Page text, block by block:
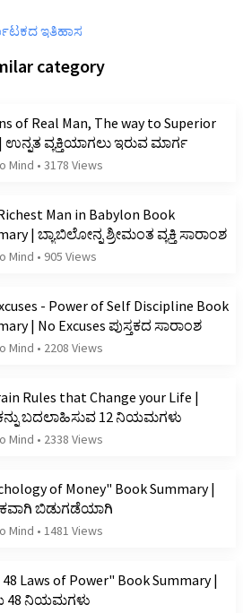
ಇತಿಹಾಸ
category
of Real Man, The way to Superior
ಉನ್ನತ ವ್ಯಕ್ತಿಯಾಗಲು ಇರುವ ಮಾರ್ಗ
Mind • 3178 Views
Man in Babylon Book
| ಬ್ಯಾಬಿಲೋನ್ನ ಶ್ರೀಮಂತ ವ್ಯಕ್ತಿ ಸಾರಾಂಶ
Mind • 905 Views
- Power of Self Discipline Book
| No Excuses ಪುಸ್ತಕದ ಸಾರಾಂಶ
Mind • 2208 Views
Rules that Change your Life |
ಬದಲಾಹಿಸುವ 12 ನಿಯಮಗಳು
Mind • 2338 Views
of Money" Book Summary |
ಬಿಡುಗಡೆಯಾಗಿ
Mind • 1481 Views
Laws of Power" Book Summary |
48 ನಿಯಮಗಳು